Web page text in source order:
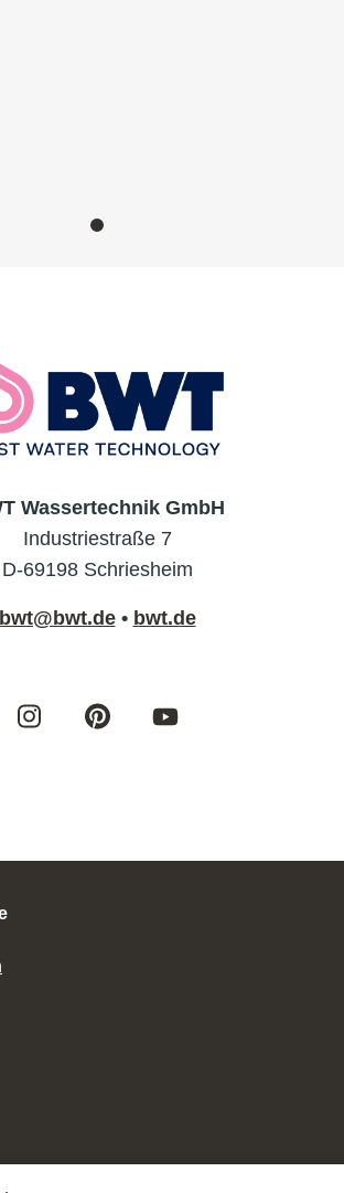
Wassertechnik GmbH
Industriestraße 7
D-69198 Schriesheim
bwt@bwt.de• bwt.de